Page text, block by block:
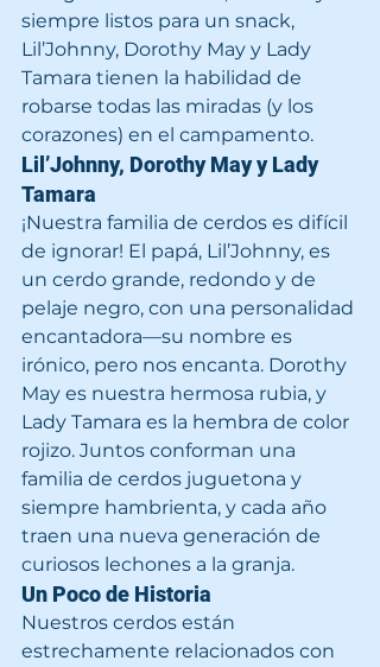
siempre listos para un snack,
Lil’Johnny, Dorothy May y Lady
Tamara tienen la habilidad de
robarse todas las miradas (y los
corazones) en el campamento.
Lil’Johnny, Dorothy May y Lady
Tamara
¡Nuestra familia de cerdos es difícil
de ignorar! El papá, Lil’Johnny, es
un cerdo grande, redondo y de
pelaje negro, con una personalidad
encantadora—su nombre es
irónico, pero nos encanta. Dorothy
May es nuestra hermosa rubia, y
Lady Tamara es la hembra de color
rojizo. Juntos conforman una
familia de cerdos juguetona y
siempre hambrienta, y cada año
traen una nueva generación de
curiosos lechones a la granja.
Un Poco de Historia
Nuestros cerdos están
estrechamente relacionados con